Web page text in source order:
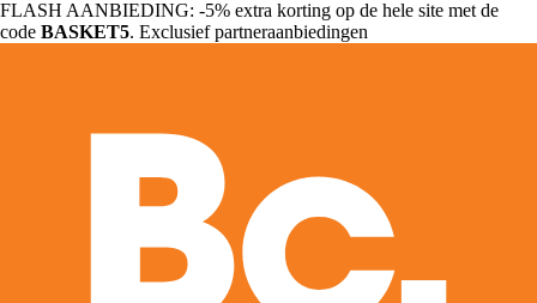
FLASH AANBIEDING: -5% extra korting op de hele site met de
code BASKET5. Exclusief partneraanbiedingen